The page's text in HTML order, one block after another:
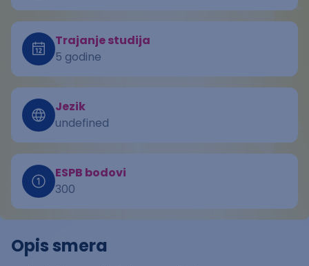
Trajanje studija
5 godine
Jezik
undefined
ESPB bodovi
300
Opis smera